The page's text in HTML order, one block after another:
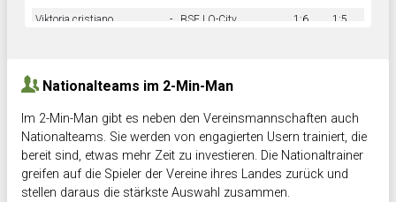
Viktoria cristiano - BSF LO-City 1:6 1:5
Nationalteams im 2-Min-Man
Im 2-Min-Man gibt es neben den Vereinsmannschaften auch
Nationalteams. Sie werden von engagierten Usern trainiert, die
bereit sind, etwas mehr Zeit zu investieren. Die Nationaltrainer
greifen auf die Spieler der Vereine ihres Landes zurück und
stellen daraus die stärkste Auswahl zusammen.